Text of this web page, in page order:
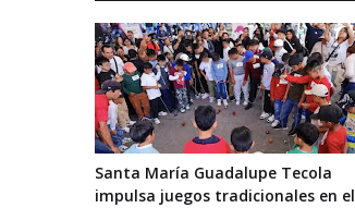
Santa María Guadalupe Tecola
impulsa juegos tradicionales en el